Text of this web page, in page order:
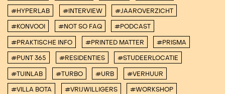
#HYPERLAB #INTERVIEW #JAAROVERZICHT
#KONVOOI #NOT SO FAQ #PODCAST
#PRAKTISCHE INFO #PRINTED MATTER #PRISMA
#PUNT 365 #RESIDENTIES #STUDEERLOCATIE
#TUINLAB #TURBO #URB #VERHUUR
#VILLA BOTA #VRIJWILLIGERS #WORKSHOP